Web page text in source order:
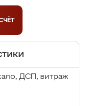
ДСП, витраж